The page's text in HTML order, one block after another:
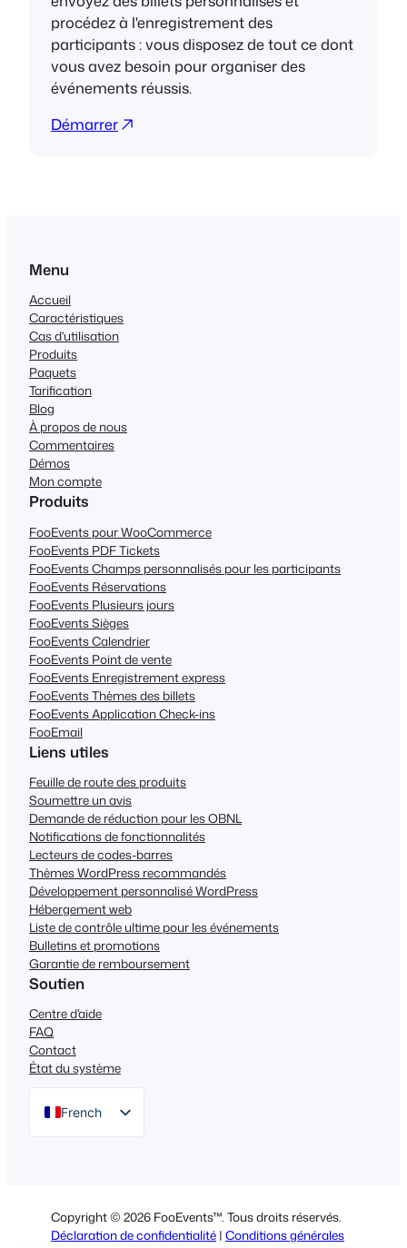
procédez à l'enregistrement des
participants : vous disposez de tout ce dont
vous avez besoin pour organiser des
événements réussis.
Démarrer
Menu
Accueil
Caractéristiques
Cas d'utilisation
Produits
Paquets
Tarification
Blog
À propos de nous
Commentaires
Démos
Mon compte
Produits
FooEvents pour WooCommerce
FooEvents PDF Tickets
FooEvents Champs personnalisés pour les participants
FooEvents Réservations
FooEvents Plusieurs jours
FooEvents Sièges
FooEvents Calendrier
FooEvents Point de vente
FooEvents Enregistrement express
FooEvents Thèmes des billets
FooEvents Application Check-ins
FooEmail
Liens utiles
Feuille de route des produits
Soumettre un avis
Demande de réduction pour les OBNL
Notifications de fonctionnalités
Lecteurs de codes-barres
Thèmes WordPress recommandés
Développement personnalisé WordPress
Hébergement web
Liste de contrôle ultime pour les événements
Bulletins et promotions
Garantie de remboursement
Soutien
Centre d'aide
FAQ
Contact
État du système
French
Spanish
Copyright © 2026 FooEvents™. Tous droits réservés.
Déclaration de confidentialité | Conditions générales